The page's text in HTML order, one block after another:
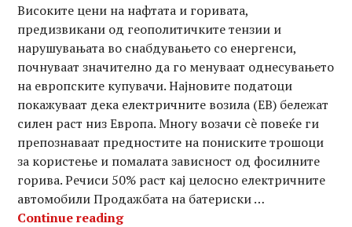
Високите цени на нафтата и горивата,
предизвикани од геополитичките тензии и
нарушувањата во снабдувањето со енергенси,
почнуваат значително да го менуваат однесувањето
на европските купувачи. Најновите податоци
покажуваат дека електричните возила (ЕВ) бележат
силен раст низ Европа. Многу возачи сè повеќе ги
препознаваат предностите на пониските трошоци
за користење и помалата зависност од фосилните
горива. Речиси 50% раст кај целосно електричните
автомобили Продажбата на батериски …
Continue readingСтигнаа првите пресметки: